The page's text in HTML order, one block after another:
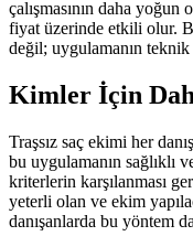
çalışmasının daha yoğun
fiyat üzerinde etkili olur.
değil; uygulamanın teknik
Kimler İçin
Traşsız saç ekimi her
bu uygulamanın sağlıklı
kriterlerin karşılanması
yeterli olan ve ekim
danışanlarda bu yöntem